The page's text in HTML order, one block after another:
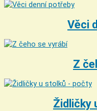
Věci
Z
Židličky